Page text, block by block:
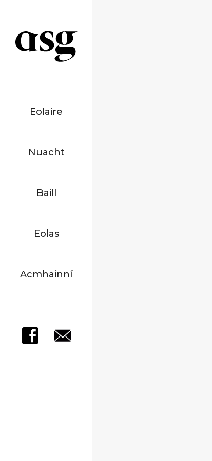
Eolaire
Nuacht
Baill
Eolas
Acmhainní